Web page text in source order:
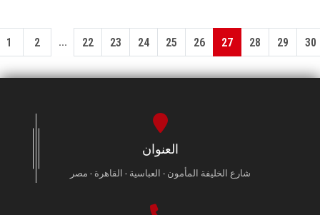
1 2 ... 22 23 24 25 26 27 28 29 30
العنوان
شارع الخليفة المأمون - العباسية - القاهرة - مصر